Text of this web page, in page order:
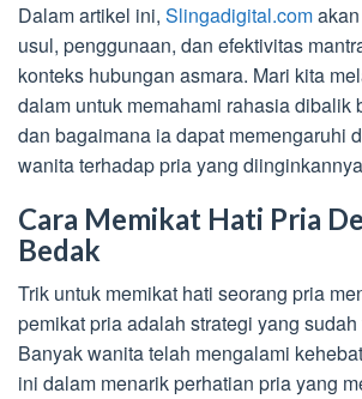
Dalam artikel ini, Slingadigital.com
usul, penggunaan, dan efektivitas
konteks hubungan asmara. Mari kita
dalam untuk memahami rahasia dibalik
dan bagaimana ia dapat memengaruhi
wanita terhadap pria yang
Cara Memikat Hati Pria
Bedak
Trik untuk memikat hati seorang pria
pemikat pria adalah strategi yang
Banyak wanita telah mengalami
ini dalam menarik perhatian pria yang